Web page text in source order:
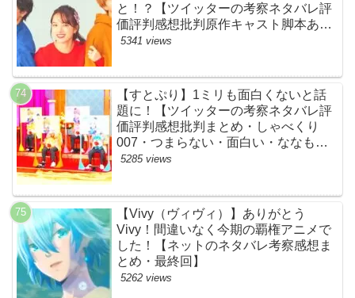
と！？【ツイッターの考察ネタバレ評
価評判感想批判原作キャスト脚本あら
すじ伏線まとめ犯人黒幕・ドラマ・交
5341 views
【すとぷり】1ミリも面白くないと話
題に！【ツイッターの考察ネタバレ評
価評判感想批判まとめ・しゃべくり
007・つまらない・面白い・ななも
り。・ジェル・さとみ・ころん・るぅ
5285 views
【Vivy（ヴィヴィ）】ありがとう
Vivy！間違いなく今期の覇権アニメで
した！【ネットのネタバレ考察感想ま
とめ・最終回】
5262 views